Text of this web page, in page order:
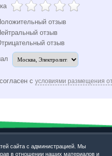
отзыв
отзыв
отзыв
с условиями размещения
сайта с администрацией. Мы
в отношении наших материалов и